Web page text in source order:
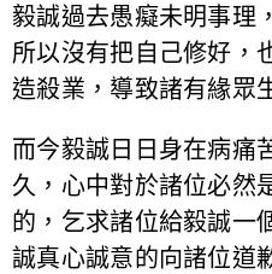
毅誠過去愚癡未明事理
所以沒有把自己修好，
造殺業，導致諸有緣眾
而今毅誠日日身在病痛
久，心中對於諸位必然
的，乞求諸位給毅誠一
誠真心誠意的向諸位道